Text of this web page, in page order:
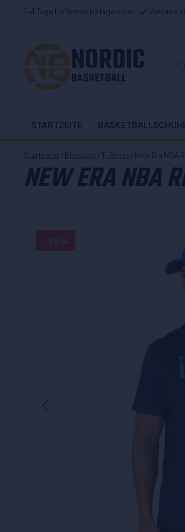
1-4 Tage Lieferzeit på lagervarer Versand
NORDIC
BASKETBALL
STARTZEITE
Startseite / Kleidung / T-Shirts / New Era NBA
NEW ERA NBA